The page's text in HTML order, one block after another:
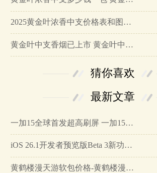
2025黄金叶浓香中支价格表和图片…
黄金叶中支香烟已上市 黄金叶中支香烟价格及口感介绍…
猜你喜欢
最新文章
一加15全球首发超高刷屏 一加15参数详细配置…
iOS 26.1开发者预览版Beta 3新功能详解…
黄鹤楼漫天游软包价格-黄鹤楼漫天游软包多少钱一盒…